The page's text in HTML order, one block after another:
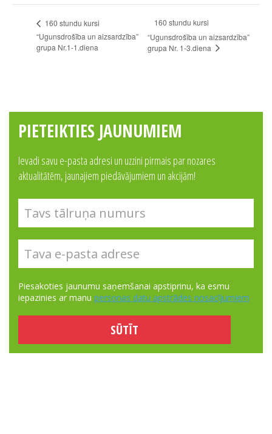
160 stundu kursi
“Ugunsdrošība un aizsardzība”
grupa Nr.1-1.diena
160 stundu kursi
“Ugunsdrošība un aizsardzība”
grupa Nr. 1-3.diena
PIETEIKTIES JAUNUMIEM
Ievadi savu e-pasta adresi un uzzini pirmais par nozares
aktualitātēm, jaunajiem piedāvājumiem un akcijām!
Piesakoties jaunumu saņemšanai apstiprinu, ka esmu
iepazinies ar manu personas datu apstrādes nosacījumiem